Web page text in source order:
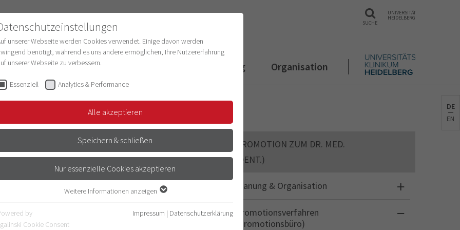
SUCHE
UNIVERSITÄT
HEIDELBERG
Struktur & Entwicklung Digitalisierung Organisation
genügen und die Fähigkeit des
wissenschaftlicher Arbeit in dem
Expertise Dritter in Anspruch
PROMOTION ZUM DR. MED.
(DENT.)
Planung & Organisation
Promotionsverfahren
(Promotionsbüro)
DE
EN
unserer Webseite werden Cookies verwendet. Einige davon werden
benötigt, während es uns andere ermöglichen, Ihre Nutzererfahrung
unserer Webseite zu verbessern.
Essenziell Analytics & Performance
Alle akzeptieren
Speichern & schließen
Nur essenzielle Cookies akzeptieren
Essenzielle Cookies werden für grundlegende Funktionen der Webseite
benötigt. Dadurch ist gewährleistet, dass die Webseite einwandfrei
Weitere Informationen anzeigen
by
Cookie Consent
Impressum | Datenschutzerklärung